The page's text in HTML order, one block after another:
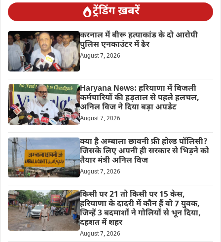
ट्रेंडिंग ख़बरें
करनाल में बीरू हत्याकांड के दो आरोपी
पुलिस एनकाउंटर में ढेर
August 7, 2026
Haryana News: हरियाणा में बिजली
कर्मचारियों की हड़ताल से पहले हलचल,
अनिल विज ने दिया बड़ा अपडेट
August 7, 2026
क्या है अम्बाला छावनी फ्री होल्ड पॉलिसी?
जिसके लिए अपनी ही सरकार से भिड़ने को
तैयार मंत्री अनिल विज
August 7, 2026
किसी पर 21 तो किसी पर 15 केस,
हरियाणा के दादरी में कौन हैं वो 7 युवक,
जिन्हें 3 बदमाशों ने गोलियों से भून दिया,
दहशत में शहर
August 7, 2026